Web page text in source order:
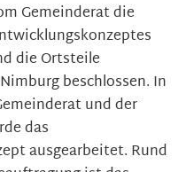
Gemeinderat die
die Ortsteile
beschlossen. In
und der
das
ausgearbeitet. Rund